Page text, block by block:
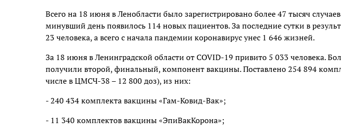
Всего на 18 июня в Ленобласти было зарегистрировано более 47 тысяч
минувший день появилось 114 новых пациентов. За последние сутки в
23 человека, а всего с начала пандемии коронавирус унес 1 646 жизней.
За 18 июня в Ленинградской области от COVID-19 привито 5 033 человека.
получили второй, финальный, компонент вакцины. Поставлено 254 894
числе в ЦМСЧ-38 – 12 800 доз), из них:
- 240 434 комплекта вакцины «Гам-Ковид-Вак»;
- 11 340 комплектов вакцины «ЭпиВакКорона»;